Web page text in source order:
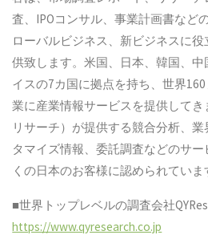
査、IPOコンサル、事業計画書など
ローバルビジネス、新ビジネスに
供致します。米国、日本、韓国、
イスの7カ国に拠点を持ち、世界
業に産業情報サービスを提供してき
リサーチ）が提供する競合分析、
タマイズ情報、委託調査などのサ
くの日本のお客様に認められていま
■世界トップレベルの調査会社
https://www.qyresearch.co.jp